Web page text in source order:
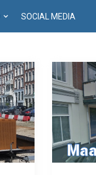
SOCIAL MEDIA